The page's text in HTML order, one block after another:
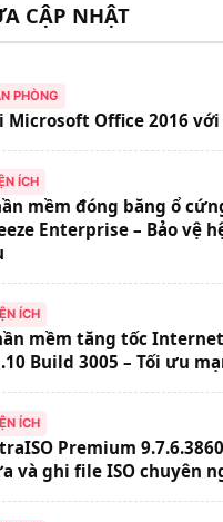
CẬP NHẬT
PHÒNG
Microsoft Office 2016
ÍCH
mềm đóng băng ổ
Enterprise – Bảo vệ
ÍCH
mềm tăng tốc Internet
Build 3005 – Tối ưu
ÍCH
Premium
và ghi file ISO chuyên